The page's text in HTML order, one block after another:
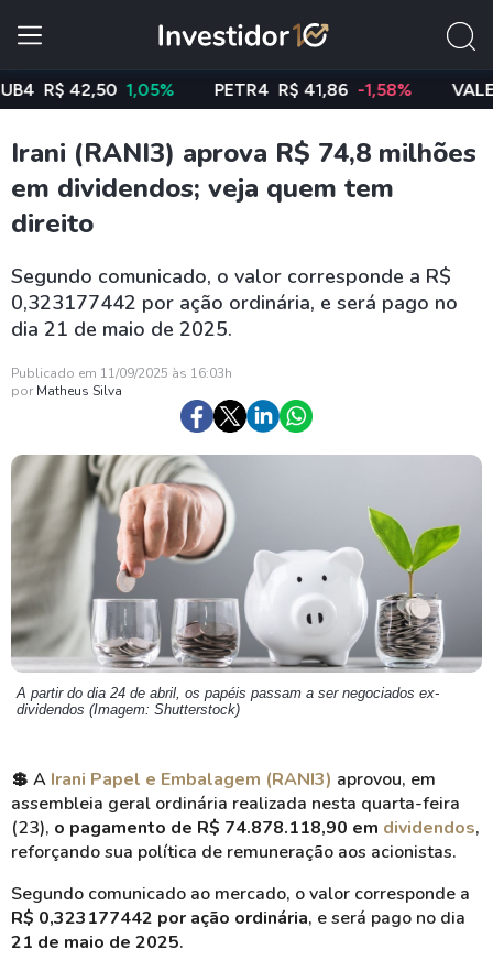
R$ 42,50 1,05% PETR4 R$ 41,86 -1,58% VALE3
Irani (RANI3) aprova R$ 74,8 milhões
em dividendos; veja quem tem
direito
Segundo comunicado, o valor corresponde a R$
0,323177442 por ação ordinária, e será pago no
dia 21 de maio de 2025.
Publicado em 11/09/2025 às 16:03h
por Matheus Silva
A partir do dia 24 de abril, os papéis passam a ser negociados ex-
dividendos (Imagem: Shutterstock)
💲 A Irani Papel e Embalagem (RANI3) aprovou, em
assembleia geral ordinária realizada nesta quarta-feira
(23), o pagamento de R$ 74.878.118,90 em dividendos,
reforçando sua política de remuneração aos acionistas.
Segundo comunicado ao mercado, o valor corresponde a
R$ 0,323177442 por ação ordinária, e será pago no dia
21 de maio de 2025.